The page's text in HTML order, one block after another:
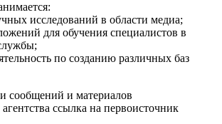
исследований в области медиа;
для обучения специалистов в
по созданию различных баз
сообщений и материалов
ссылка на первоисточник